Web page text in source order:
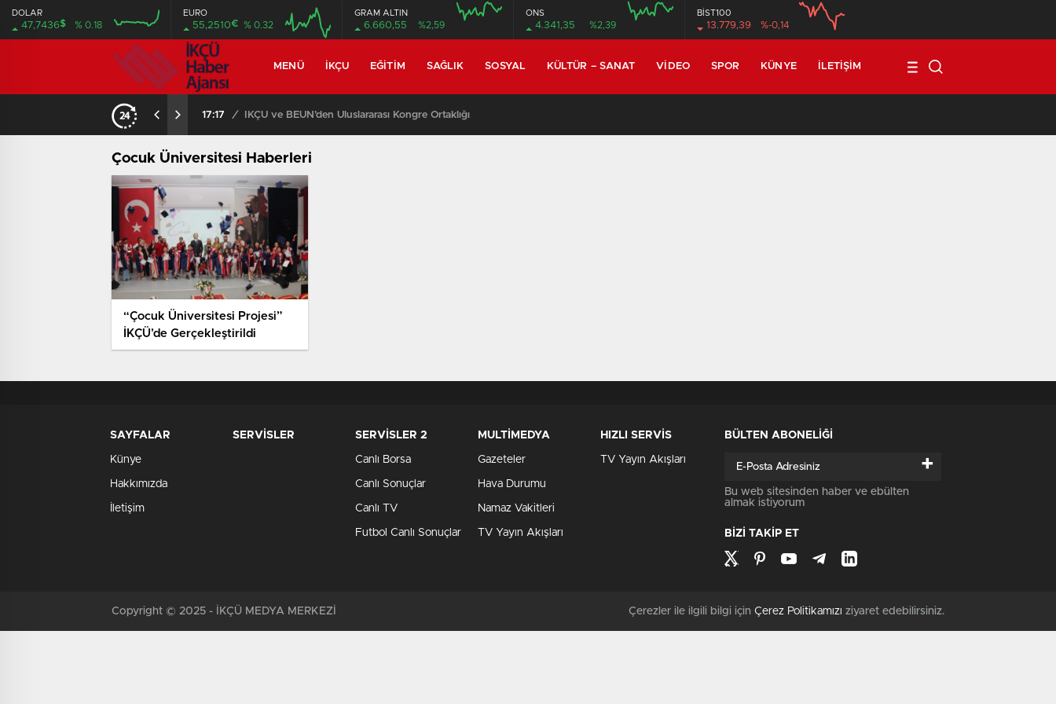
DOLAR
47,7436$ % 0.18
EURO
55,2510€ % 0.32
GRAM ALTIN
6.660,55 %2,59
ONS
4.341,35 %2,39
BİST100
13.779,39 %-0,14
MENÜ İKÇU EĞITIM SAĞLIK SOSYAL KÜLTÜR – SANAT VIDEO SPOR KÜNYE İLETIŞIM
17:17 / İKÇÜ ve BEUN’den Uluslararası Kongre Ortaklığı
Çocuk Üniversitesi Haberleri
“Çocuk Üniversitesi Projesi”
İKÇÜ’de Gerçekleştirildi
SAYFALAR
Künye
Hakkımızda
İletişim
SERVİSLER SERVİSLER 2
Canlı Borsa
Canlı Sonuçlar
Canlı TV
Futbol Canlı Sonuçlar
MULTİMEDYA
Gazeteler
Hava Durumu
Namaz Vakitleri
TV Yayın Akışları
HIZLI SERVİS
TV Yayın Akışları
BÜLTEN ABONELİĞİ
+
Bu web sitesinden haber ve ebülten
almak istiyorum
BİZİ TAKİP ET
Copyright © 2025 - İKÇÜ MEDYA MERKEZİ Çerezler ile ilgili bilgi için Çerez Politikamızı ziyaret edebilirsiniz.